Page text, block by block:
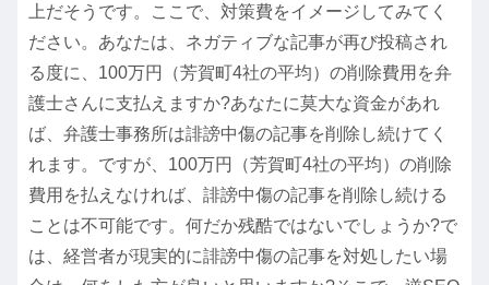
上だそうです。ここで、対策費をイメージしてみてく
ださい。あなたは、ネガティブな記事が再び投稿され
る度に、100万円（芳賀町4社の平均）の削除費用を弁
護士さんに支払えますか?あなたに莫大な資金があれ
ば、弁護士事務所は誹謗中傷の記事を削除し続けてく
れます。ですが、100万円（芳賀町4社の平均）の削除
費用を払えなければ、誹謗中傷の記事を削除し続ける
ことは不可能です。何だか残酷ではないでしょうか?で
は、経営者が現実的に誹謗中傷の記事を対処したい場